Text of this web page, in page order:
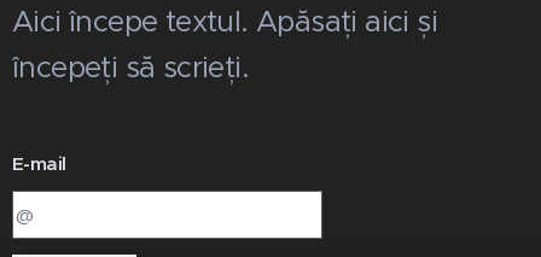
Aici începe textul. Apăsați aici și
începeți să scrieți.
E-mail